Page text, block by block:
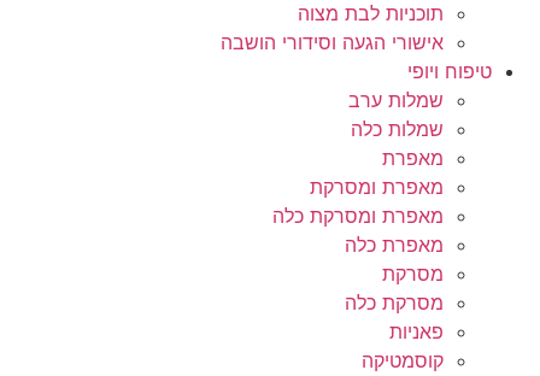
תוכניות לבת מצוה
אישורי הגעה וסידורי הושבה
טיפוח ויופי
שמלות ערב
שמלות כלה
מאפרת
מאפרת ומסרקת
מאפרת ומסרקת כלה
מאפרת כלה
מסרקת
מסרקת כלה
פאניות
קוסמטיקה